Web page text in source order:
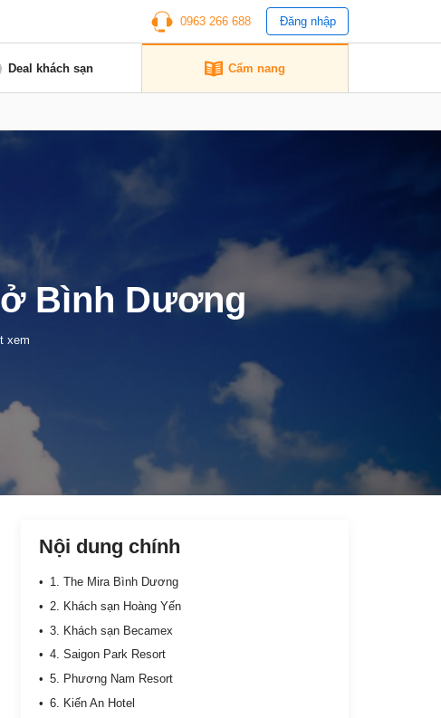
0963 266 688 Đăng nhập
Deal khách sạn Cẩm nang
Bình Dương
xem
Nội dung chính
1. The Mira Bình Dương
2. Khách sạn Hoàng Yến
3. Khách sạn Becamex
4. Saigon Park Resort
5. Phương Nam Resort
6. Kiến An Hotel